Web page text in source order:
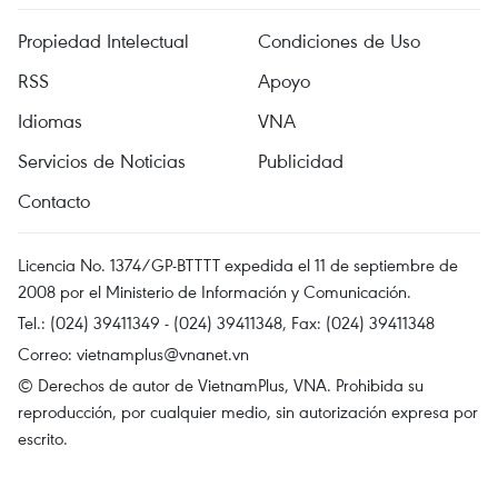
Propiedad Intelectual
Condiciones de Uso
RSS
Apoyo
Idiomas
VNA
Servicios de Noticias
Publicidad
Contacto
Licencia No. 1374/GP-BTTTT expedida el 11 de septiembre de
2008 por el Ministerio de Información y Comunicación.
Tel.: (024) 39411349 - (024) 39411348, Fax: (024) 39411348
Correo: vietnamplus@vnanet.vn
© Derechos de autor de VietnamPlus, VNA. Prohibida su
reproducción, por cualquier medio, sin autorización expresa por
escrito.